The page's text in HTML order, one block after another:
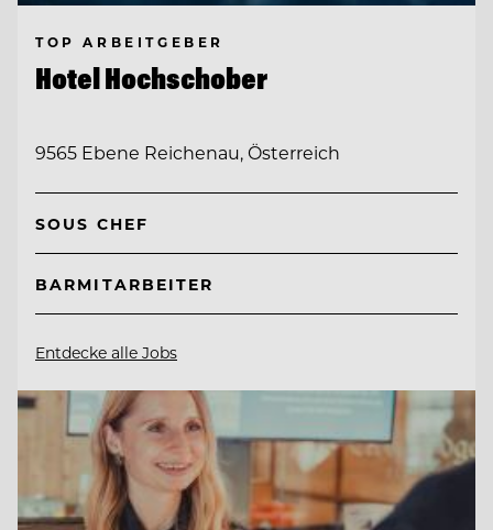
TOP ARBEITGEBER
Hotel Hochschober
9565 Ebene Reichenau, Österreich
SOUS CHEF
BARMITARBEITER
Entdecke alle Jobs